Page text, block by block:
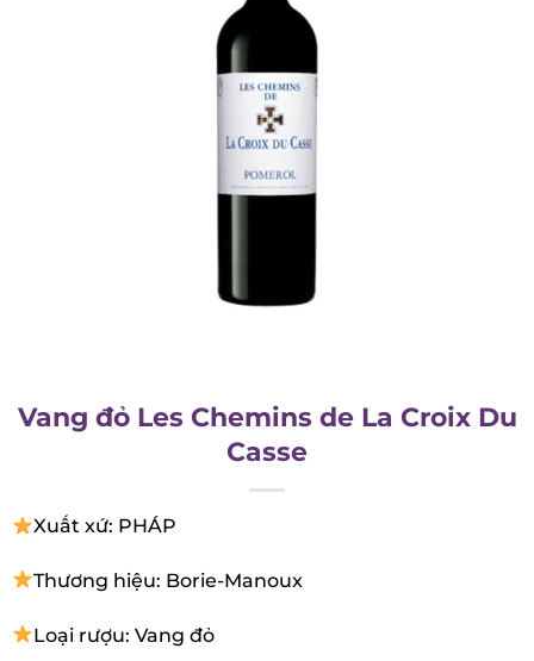
Vang đỏ Les Chemins de La Croix
Du Casse
Xuất xứ: PHÁP
Thương hiệu: Borie-Manoux
Loại rượu: Vang đỏ